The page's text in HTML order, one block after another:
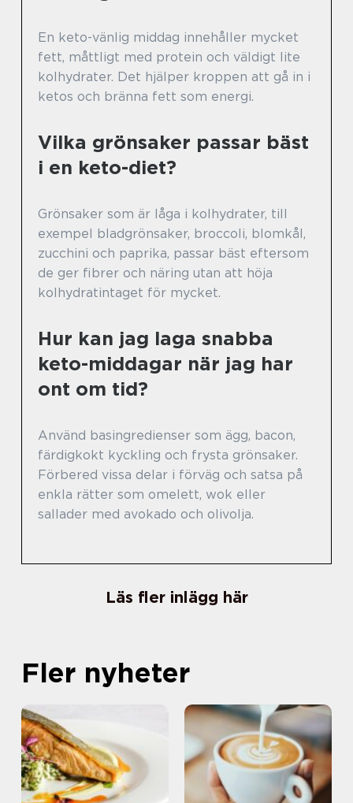
En keto-vänlig middag innehåller mycket
fett, måttligt med protein och väldigt lite
kolhydrater. Det hjälper kroppen att gå in i
ketos och bränna fett som energi.
Vilka grönsaker passar bäst
i en keto-diet?
Grönsaker som är låga i kolhydrater, till
exempel bladgrönsaker, broccoli, blomkål,
zucchini och paprika, passar bäst eftersom
de ger fibrer och näring utan att höja
kolhydratintaget för mycket.
Hur kan jag laga snabba
keto-middagar när jag har
ont om tid?
Använd basingredienser som ägg, bacon,
färdigkokt kyckling och frysta grönsaker.
Förbered vissa delar i förväg och satsa på
enkla rätter som omelett, wok eller
sallader med avokado och olivolja.
Läs fler inlägg här
Fler nyheter